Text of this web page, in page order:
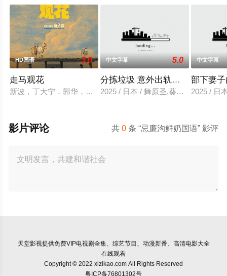
HD国语 3.0
走马观花
新波，丁大宁，郭华，程一木他们毕业于同一所大学。他们和
中文字幕 5.0
分拣垃圾 意外出轨性爱
2025 / 日本 / 舞原圣,葵悠太
中文字幕
部下妻
2025 / 日
共0 条 “忌廉沟鲜奶国语” 影评
影片评论
天堂影视提供免费VIP电视剧全集、综艺节目、动漫新番、高清电影大全
在线观看
Copyright © 2022 xlzikao.com All Rights Reserved
粤ICP备76801302号